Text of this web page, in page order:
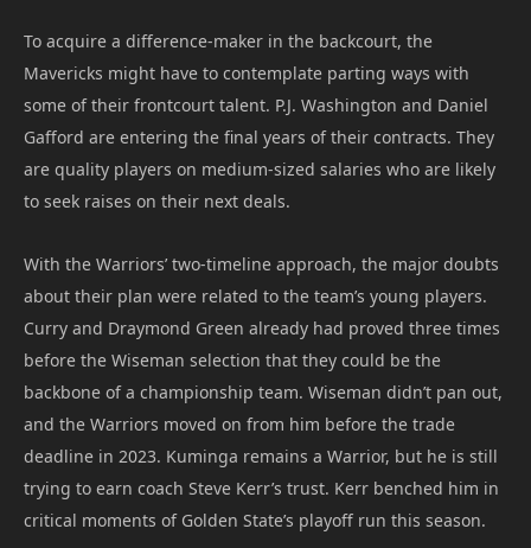
To acquire a difference-maker in the backcourt, the
Mavericks might have to contemplate parting ways with
some of their frontcourt talent. P.J. Washington and Daniel
Gafford are entering the final years of their contracts. They
are quality players on medium-sized salaries who are likely
to seek raises on their next deals.
With the Warriors’ two-timeline approach, the major doubts
about their plan were related to the team’s young players.
Curry and Draymond Green already had proved three times
before the Wiseman selection that they could be the
backbone of a championship team. Wiseman didn’t pan out,
and the Warriors moved on from him before the trade
deadline in 2023. Kuminga remains a Warrior, but he is still
trying to earn coach Steve Kerr’s trust. Kerr benched him in
critical moments of Golden State’s playoff run this season.